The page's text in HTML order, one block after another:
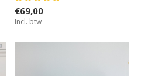
€69,00
Incl. btw